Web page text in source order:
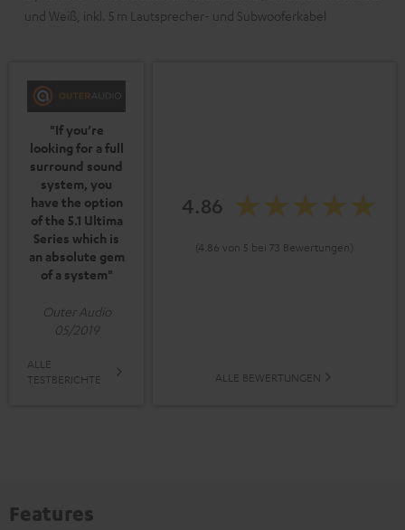
und Weiß, inkl. 5 m Lautsprecher- und Subwooferkabel
"If you’re
looking for a full
surround sound
system, you
have the option
of the 5.1 Ultima
Series which is
an absolute gem
of a system"
Outer Audio
05/2019
ALLE
TESTBERICHTE
4.86
(4.86 von 5 bei 73 Bewertungen)
ALLE BEWERTUNGEN
Features